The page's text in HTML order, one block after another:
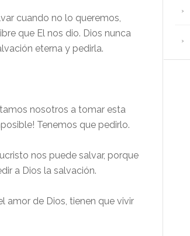
cuando no lo queremos,
que El nos dio. Dios nunca
eterna y pedirla.
nosotros a tomar esta
Tenemos que pedirlo.
nos puede salvar, porque
a Dios la salvación.
amor de Dios, tienen que vivir